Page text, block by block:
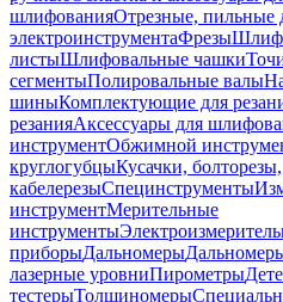
шлифованияОтрезные, пильные
электроинструментаФрезы
листыШлифовальные чашки
сегментыПолировальные валы
шиныКомплектующие для
резанияАксессуары для
инструментОбжимной
круглогубцыКусачки, болторезы,
кабелерезыСпецинструменты
инструментМерительные
инструменты
приборыДальномеры
лазерные уровниПирометры
тестерыТолщиномеры